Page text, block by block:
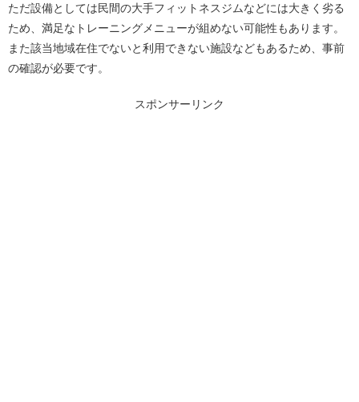
ただ設備としては民間の大手フィットネスジムなどには大きく劣る
ため、満足なトレーニングメニューが組めない可能性もあります。
また該当地域在住でないと利用できない施設などもあるため、事前
の確認が必要です。
スポンサーリンク